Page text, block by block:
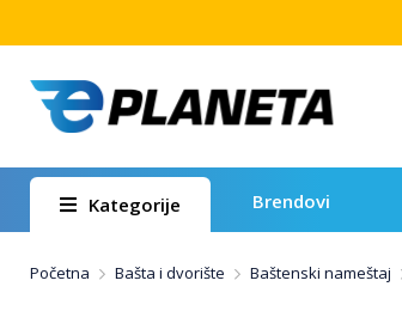
Kategorije Brendovi
Početna Bašta i dvorište Baštenski nameštaj